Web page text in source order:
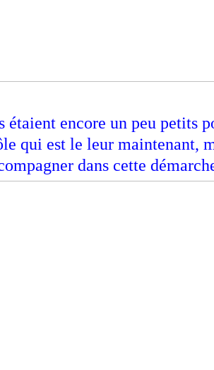
étaient encore un peu petits
qui est le leur maintenant,
dans cette